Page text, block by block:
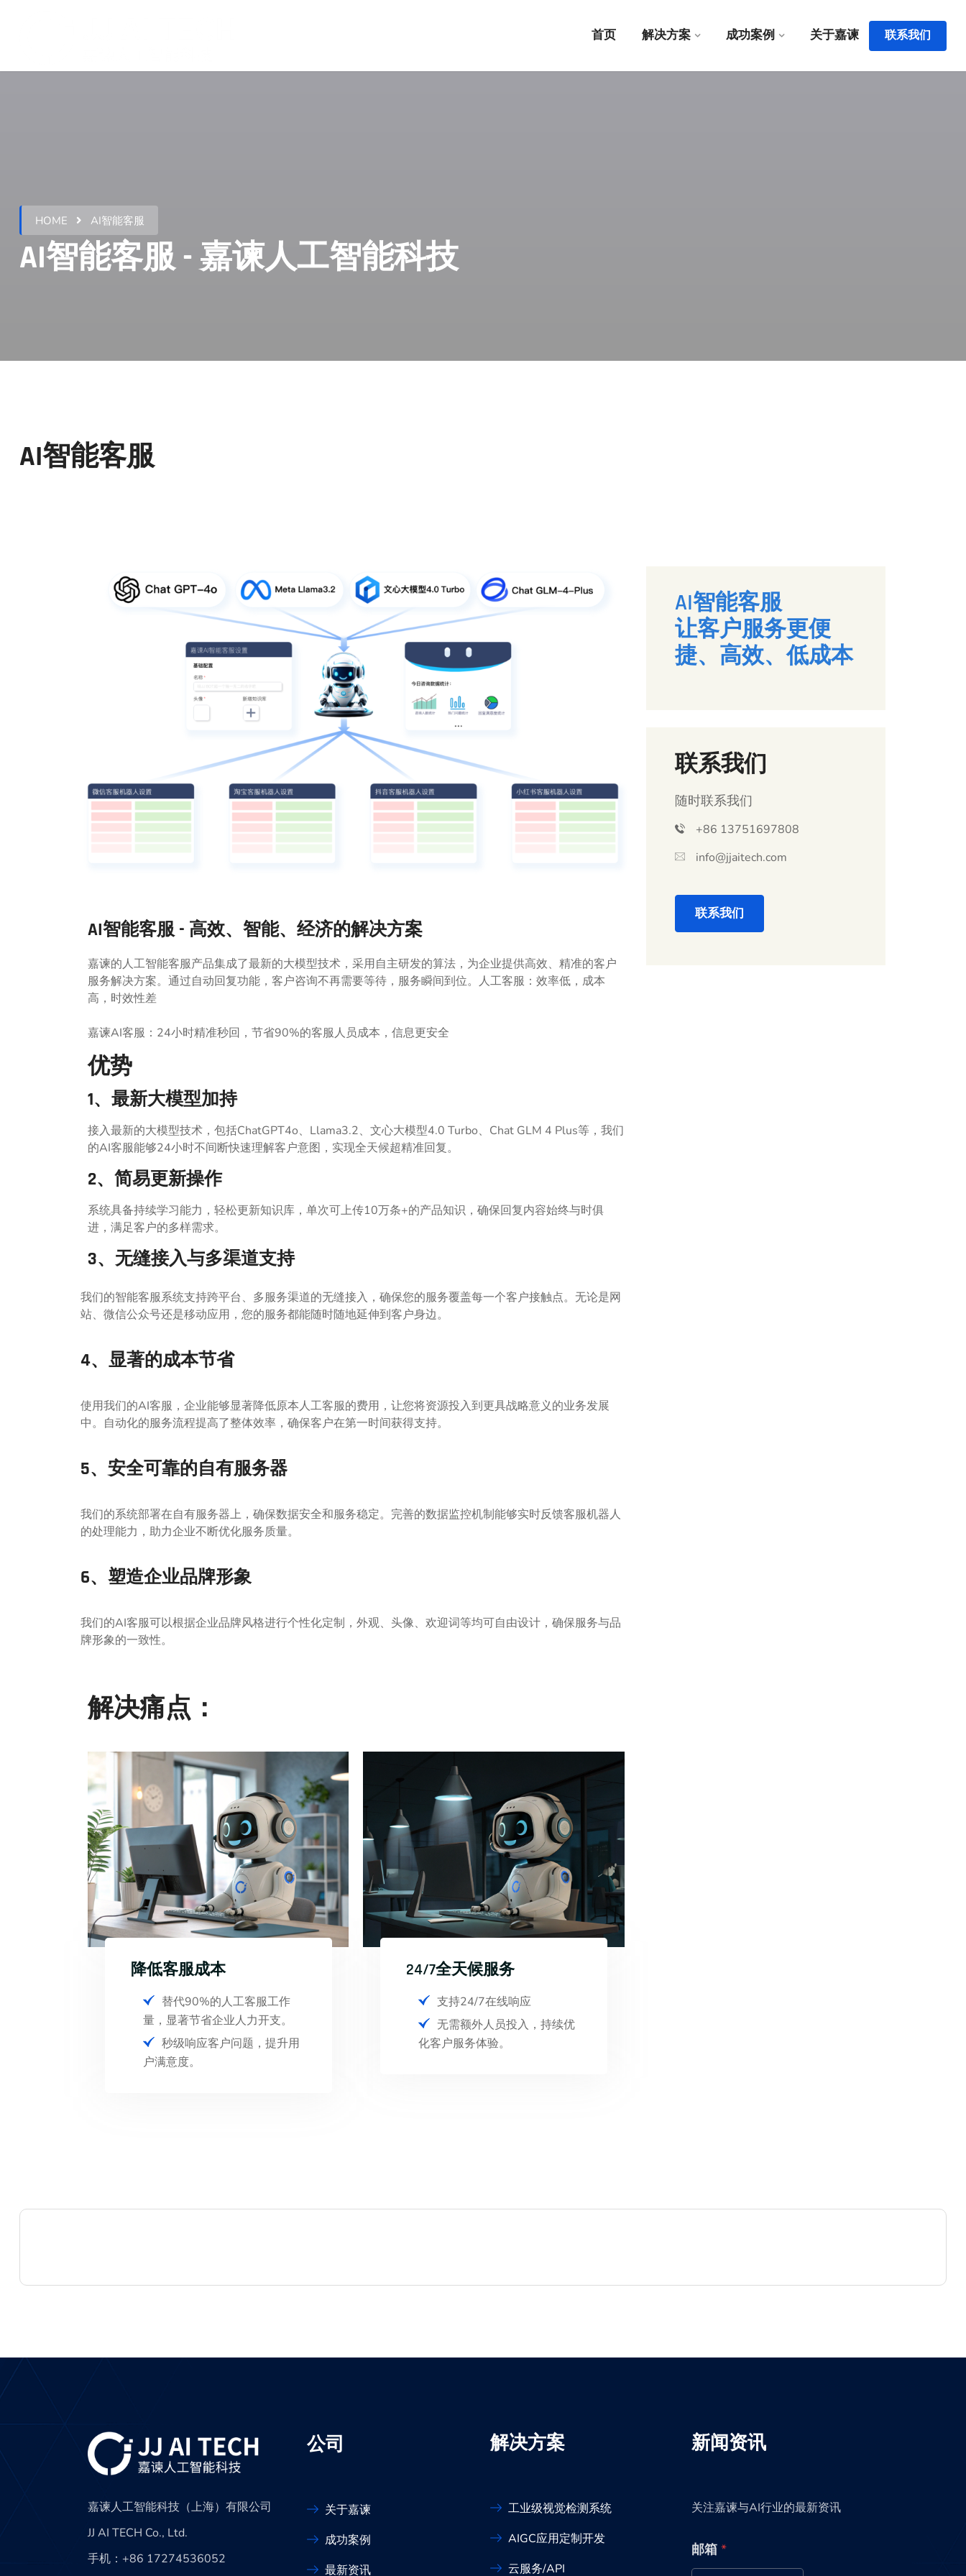
首页 解决方案 成功案例 关于嘉谏 联系我们
HOME AI智能客服
AI智能客服 - 嘉谏人工智能科技
AI智能客服
AI智能客服 - 高效、智能、经济的解决方案
嘉谏的人工智能客服产品集成了最新的大模型技术，采用自主研发的算法，为企业提供高效、精准的客户
服务解决方案。通过自动回复功能，客户咨询不再需要等待，服务瞬间到位。人工客服：效率低，成本
高，时效性差
嘉谏AI客服：24小时精准秒回，节省90%的客服人员成本，信息更安全
优势
1、最新大模型加持
接入最新的大模型技术，包括ChatGPT4o、Llama3.2、文心大模型4.0 Turbo、Chat GLM 4 Plus等，我们
的AI客服能够24小时不间断快速理解客户意图，实现全天候超精准回复。
2、简易更新操作
系统具备持续学习能力，轻松更新知识库，单次可上传10万条+的产品知识，确保回复内容始终与时俱
进，满足客户的多样需求。
3、无缝接入与多渠道支持
我们的智能客服系统支持跨平台、多服务渠道的无缝接入，确保您的服务覆盖每一个客户接触点。无论是网
站、微信公众号还是移动应用，您的服务都能随时随地延伸到客户身边。
4、显著的成本节省
使用我们的AI客服，企业能够显著降低原本人工客服的费用，让您将资源投入到更具战略意义的业务发展
中。自动化的服务流程提高了整体效率，确保客户在第一时间获得支持。
5、安全可靠的自有服务器
我们的系统部署在自有服务器上，确保数据安全和服务稳定。完善的数据监控机制能够实时反馈客服机器人
的处理能力，助力企业不断优化服务质量。
6、塑造企业品牌形象
我们的AI客服可以根据企业品牌风格进行个性化定制，外观、头像、欢迎词等均可自由设计，确保服务与品
牌形象的一致性。
解决痛点：
降低客服成本
替代90%的人工客服工作
量，显著节省企业人力开支。
秒级响应客户问题，提升用
户满意度。
24/7全天候服务
支持24/7在线响应
无需额外人员投入，持续优
化客户服务体验。
AI智能客服
让客户服务更便
捷、高效、低成本
联系我们
随时联系我们
+86 13751697808
info@jjaitech.com
联系我们
嘉谏人工智能科技（上海）有限公司
JJ AI TECH Co., Ltd.
手机：+86 17274536052
公司
关于嘉谏
成功案例
最新资讯
解决方案
工业级视觉检测系统
AIGC应用定制开发
云服务/API
新闻资讯
关注嘉谏与AI行业的最新资讯
*
邮
箱
邮箱 *